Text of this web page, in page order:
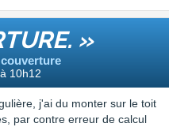
»
10h12
j'ai du monter sur le toit
par contre erreur de calcul